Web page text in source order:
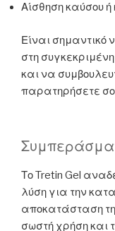
Αίσθηση καύσου ή
Είναι
στη
και να
παρατηρήσετε
Το Tretin Gel
λύση για την
αποκατάσταση
σωστή χρήση και